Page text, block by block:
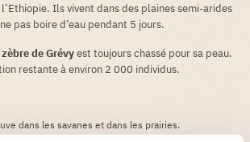
Ils vivent dans des plaines semi-arides
pas boire d’eau pendant 5 jours.
zèbre de Grévyest toujours chassé pour sa peau.
restante à environ 2 000 individus.
dans les savanes et dans les prairies.